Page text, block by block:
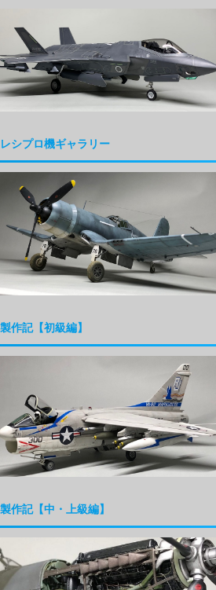
レシプロ機ギャラリー
製作記【初級編】
製作記【中・上級編】